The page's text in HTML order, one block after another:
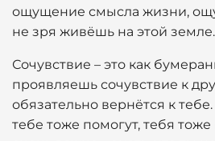
ощущение смысла жизни,
не зря живёшь на этой земле.
Сочувствие – это как
проявляешь сочувствие к
обязательно вернётся к
тебе тоже помогут, тебя